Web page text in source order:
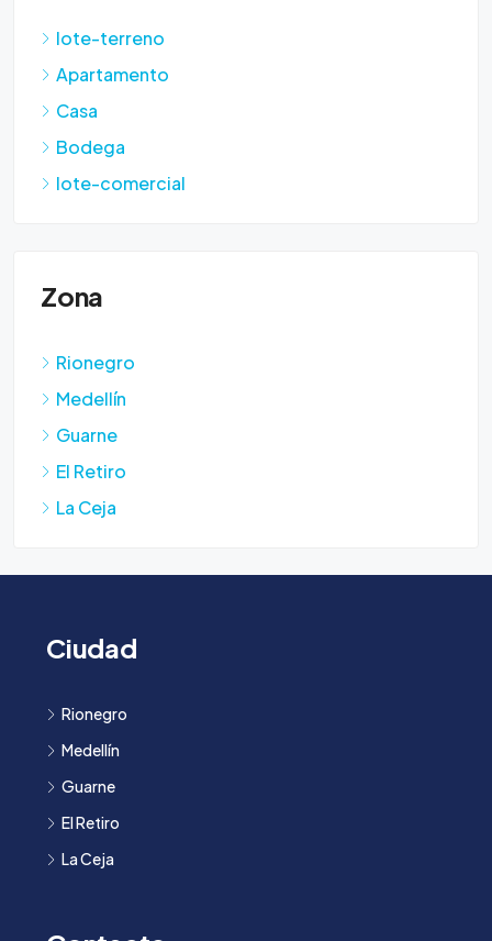
lote-terreno
Apartamento
Casa
Bodega
lote-comercial
Zona
Rionegro
Medellín
Guarne
El Retiro
La Ceja
Ciudad
Rionegro
Medellín
Guarne
El Retiro
La Ceja